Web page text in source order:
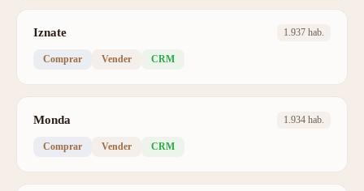
Iznate 1.937 hab.
Comprar Vender CRM
Monda 1.934 hab.
Comprar Vender CRM